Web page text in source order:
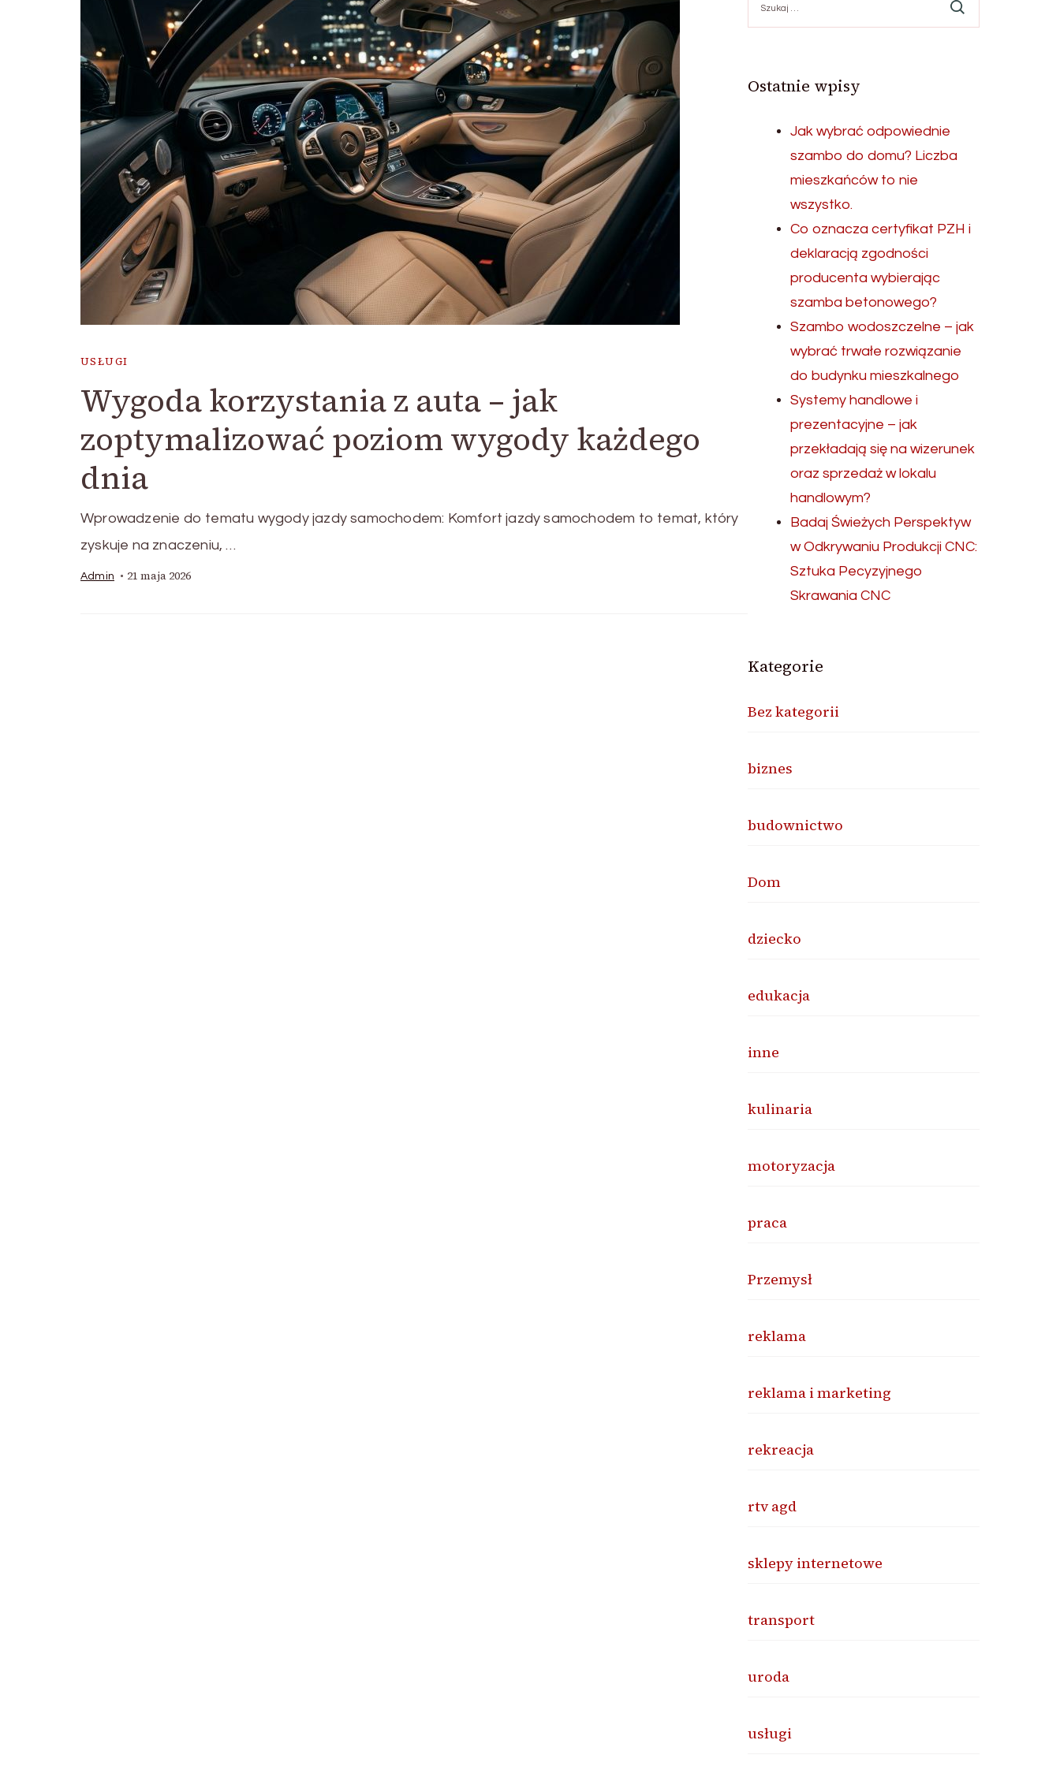
USŁUGI
Wygoda korzystania z auta – jak
zoptymalizować poziom wygody każdego
dnia
Wprowadzenie do tematu wygody jazdy samochodem: Komfort jazdy samochodem to temat, który
zyskuje na znaczeniu, …
Admin 21 maja 2026
Ostatnie wpisy
Jak wybrać odpowiednie
szambo do domu? Liczba
mieszkańców to nie
wszystko.
Co oznacza certyfikat PZH i
deklaracją zgodności
producenta wybierając
szamba betonowego?
Szambo wodoszczelne – jak
wybrać trwałe rozwiązanie
do budynku mieszkalnego
Systemy handlowe i
prezentacyjne – jak
przekładają się na wizerunek
oraz sprzedaż w lokalu
handlowym?
Badaj Świeżych Perspektyw
w Odkrywaniu Produkcji CNC:
Sztuka Pecyzyjnego
Skrawania CNC
Kategorie
Bez kategorii
biznes
budownictwo
Dom
dziecko
edukacja
inne
kulinaria
motoryzacja
praca
Przemysł
reklama
reklama i marketing
rekreacja
rtv agd
sklepy internetowe
transport
uroda
usługi